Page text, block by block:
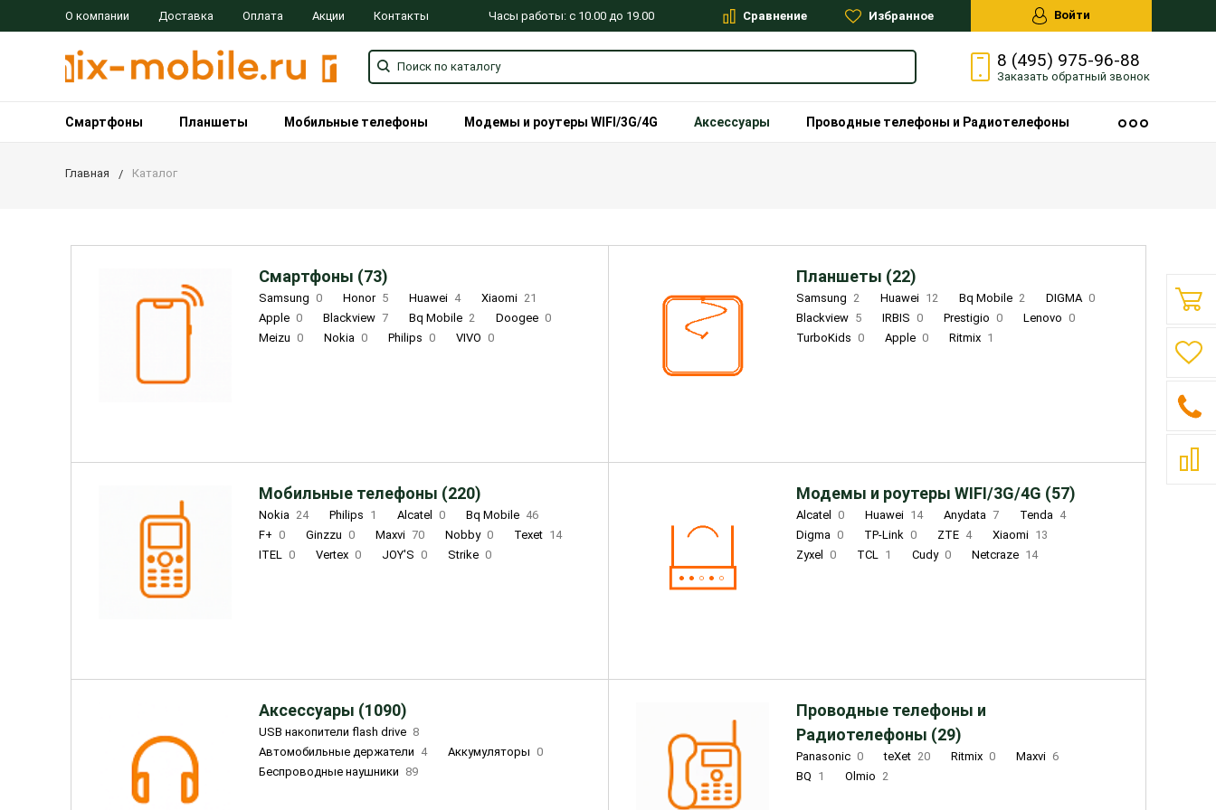
О компании Доставка Оплата Акции Контакты Часы работы: с 10.00 до 19.00 Сравнение Избранное Войти
8 (495) 975-96-88
Заказать обратный звонок
Смартфоны Планшеты Мобильные телефоны Модемы и роутеры WIFI/3G/4G Аксессуары Проводные телефоны и Радиотелефоны
Главная Каталог
Смартфоны (73)
Samsung 0 Honor 5 Huawei 4 Xiaomi 21
Apple 0 Blackview 7 Bq Mobile 2 Doogee 0
Meizu 0 Nokia 0 Philips 0 VIVO 0
Планшеты (22)
Samsung 2 Huawei 12 Bq Mobile 2 DIGMA 0
Blackview 5 IRBIS 0 Prestigio 0 Lenovo 0
TurboKids 0 Apple 0 Ritmix 1
Мобильные телефоны (220)
Nokia 24 Philips 1 Alcatel 0 Bq Mobile 46
F+ 0 Ginzzu 0 Maxvi 70 Nobby 0 Texet 14
ITEL 0 Vertex 0 JOY'S 0 Strike 0
Модемы и роутеры WIFI/3G/4G (57)
Alcatel 0 Huawei 14 Anydata 7 Tenda 4
Digma 0 TP-Link 0 ZTE 4 Xiaomi 13
Zyxel
0 TCL 1 Cudy 0 Netcraze 14
Аксессуары (1090)
USB накопители flash drive 8
Автомобильные держатели 4 Аккумуляторы 0
Беспроводные наушники 89
Проводные телефоны и
Радиотелефоны (29)
Panasonic 0 teXet 20 Ritmix 0 Maxvi 6
BQ 1 Olmio 2